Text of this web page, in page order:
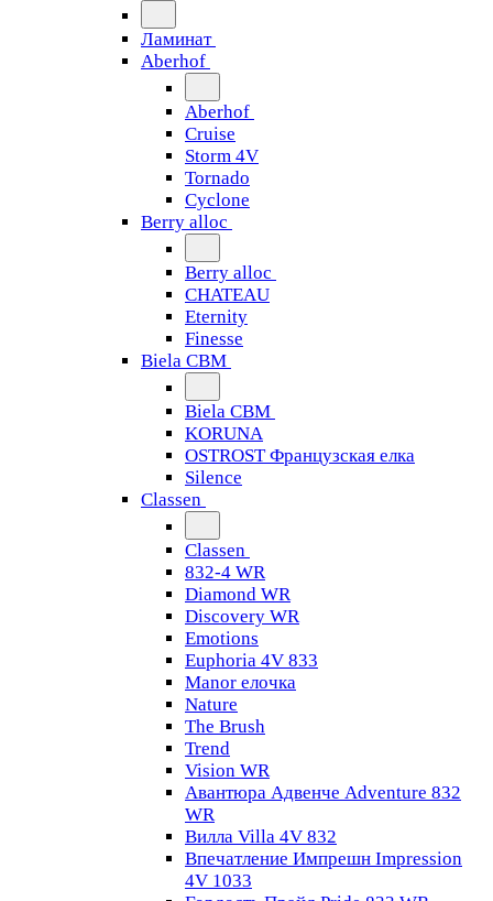
Ламинат
Aberhof
Aberhof
Cruise
Storm 4V
Tornado
Сyclone
Berry alloc
Berry alloc
CHATEAU
Eternity
Finesse
Biela CBM
Biela CBM
KORUNA
OSTROST Французская елка
Silence
Classen
Classen
832-4 WR
Diamond WR
Discovery WR
Emotions
Euphoria 4V 833
Manor елочка
Nature
The Brush
Trend
Vision WR
Авантюра Адвенче Adventure 832
WR
Вилла Villa 4V 832
Впечатление Импрешн Impression
4V 1033